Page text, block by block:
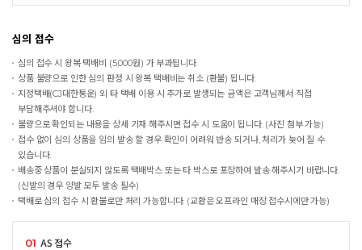
심의 접수
심의 접수 시 왕복 택배비 (5,000원) 가 부과됩니다.
상품 불량으로 인한 심의 판정 시 왕복 택배비는 취소 (환불) 됩니다.
지정택배(CJ대한통운) 외 타 택배 이용 시 추가로 발생되는 금액은 고객님께서 직접
부담해주셔야 합니다.
불량으로 확인되는 내용을 상세 기재 해주시면 접수 시 도움이 됩니다. (사진 첨부 가능)
접수 없이 심의 상품을 임의 발송 할 경우 확인이 어려워 반송 되거나, 처리가 늦어 질 수
있습니다.
배송중 상품이 분실되지 않도록 택배박스 또는 타 박스로 포장하여 발송 해주시기 바랍니다.
(신발의 경우 양발 모두 발송 필수)
택배로 심의 접수 시 환불로만 처리 가능합니다. (교환은 오프라인 매장 접수시에만 가능)
01 AS 접수